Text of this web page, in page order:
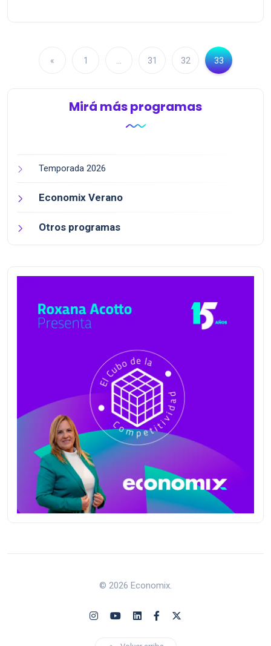
« 1 31 32 33
Mirá más programas
Temporada 2026
Economix Verano
Otros programas
© 2026 Economix.